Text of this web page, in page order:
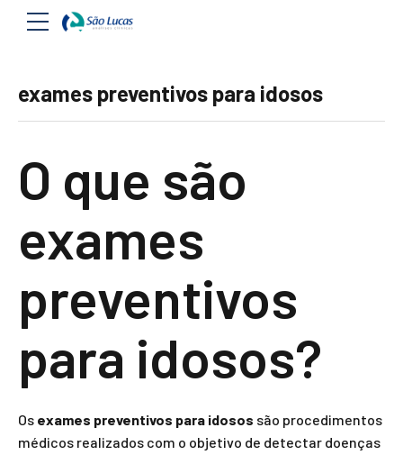
exames preventivos para idosos
O que são
exames
preventivos
para idosos?
Os exames preventivos para idosos são procedimentos
médicos realizados com o objetivo de detectar doenças